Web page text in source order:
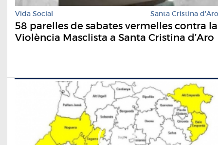
Vida Social Santa Cristina d'Aro
58 parelles de sabates vermelles contra la
Violència Masclista a Santa Cristina d’Aro